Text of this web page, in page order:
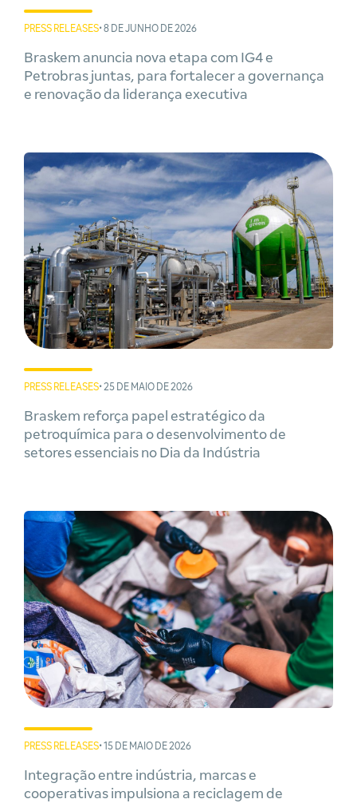
PRESS RELEASES• 8 DE JUNHO DE 2026
Braskem anuncia nova etapa com IG4 e
Petrobras juntas, para fortalecer a governança
e renovação da liderança executiva
PRESS RELEASES• 25 DE MAIO DE 2026
Braskem reforça papel estratégico da
petroquímica para o desenvolvimento de
setores essenciais no Dia da Indústria
PRESS RELEASES• 15 DE MAIO DE 2026
Integração entre indústria, marcas e
cooperativas impulsiona a reciclagem de